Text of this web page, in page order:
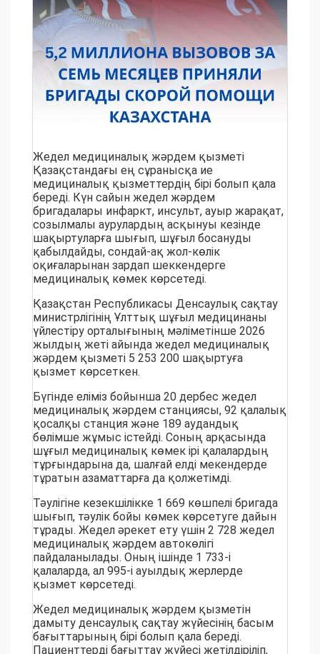
Жедел медициналық жәрдем қызметі
Қазақстандағы ең сұранысқа ие
медициналық қызметтердің бірі болып қала
береді. Күн сайын жедел жәрдем
бригадалары инфаркт, инсульт, ауыр жарақат,
созылмалы аурулардың асқынуы кезінде
шақыртуларға шығып, шұғыл босануды
қабылдайды, сондай-ақ жол-көлік
оқиғаларынан зардап шеккендерге
медициналық көмек көрсетеді.
Қазақстан Республикасы Денсаулық сақтау
министрлігінің Ұлттық шұғыл медицинаны
үйлестіру орталығының мәліметінше 2026
жылдың жеті айында жедел медициналық
жәрдем қызметі 5 253 200 шақыртуға
қызмет көрсеткен.
Бүгінде еліміз бойынша 20 дербес жедел
медициналық жәрдем станциясы, 92 қалалық
қосалқы станция және 189 аудандық
бөлімше жұмыс істейді. Соның арқасында
шұғыл медициналық көмек ірі қалалардың
тұрғындарына да, шалғай елді мекендерде
тұратын азаматтарға да қолжетімді.
Тәулігіне кезекшілікке 1 669 көшпелі бригада
шығып, тәулік бойы көмек көрсетуге дайын
тұрады. Жедел әрекет ету үшін 2 728 жедел
медициналық жәрдем автокөлігі
пайдаланылады. Оның ішінде 1 733-і
қалаларда, ал 995-і ауылдық жерлерде
қызмет көрсетеді.
Жедел медициналық жәрдем қызметін
дамыту денсаулық сақтау жүйесінің басым
бағыттарының бірі болып қала береді.
Пациенттерді бағыттау жүйесі жетілдіріліп,